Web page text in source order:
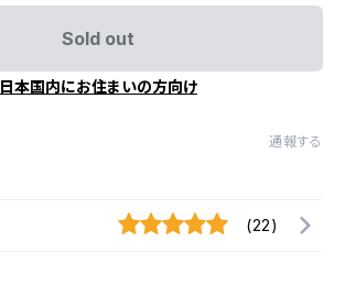
Sold out
日本国内にお住まいの方向け
通報する
(22)